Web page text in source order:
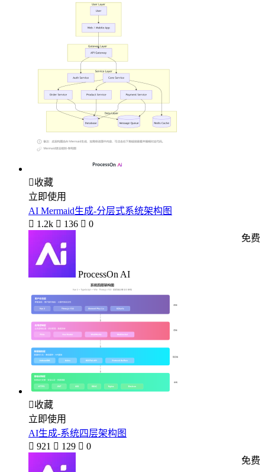
收藏
立即使用
AI Mermaid生成-分层式系统架构图
 1.2k  136  0
ProcessOn AI
免费
收藏
立即使用
AI生成-系统四层架构图
 921  129  0
免费